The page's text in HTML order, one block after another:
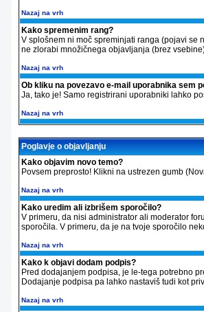
Nazaj na vrh
Kako spremenim rang?
V splošnem ni moč spreminjati ranga (pojavi se
ne zlorabi množičnega objavljanja (brez
Nazaj na vrh
Ob kliku na povezavo e-mail uporabnika sem
Ja, tako je! Samo registrirani uporabniki lahko
Nazaj na vrh
Poglavje o objavljanju
Kako objavim novo temo?
Povsem preprosto! Klikni na ustrezen gumb
Nazaj na vrh
Kako uredim ali izbrišem sporočilo?
V primeru, da nisi administrator ali moderator
sporočila. V primeru, da je na tvoje sporočilo
Nazaj na vrh
Kako k objavi dodam podpis?
Pred dodajanjem podpisa, je le-tega potrebno
Dodajanje podpisa pa lahko nastaviš tudi kot
Nazaj na vrh